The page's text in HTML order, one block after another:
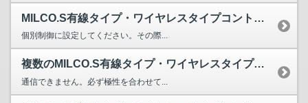
MILCO.S有線タイプ・ワイヤレスタイプコントローラには...
個別制御に設定してください。その際...
複数のMILCO.S有線タイプ・ワイヤレスタイプコントロー...
通信できません。必ず極性を合わせて...